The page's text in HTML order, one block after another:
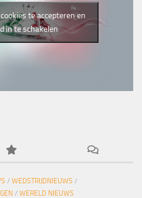
te accepteren en
in te schakelen
/ WEDSTRIJDNIEUWS /
/ WERELD NIEUWS